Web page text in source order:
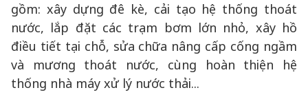
gồm: xây dựng đê kè, cải tạo hệ thống thoát
nước, lắp đặt các trạm bơm lớn nhỏ, xây hồ
điều tiết tại chỗ, sửa chữa nâng cấp cống ngầm
và mương thoát nước, cùng hoàn thiện hệ
thống nhà máy xử lý nước thải...